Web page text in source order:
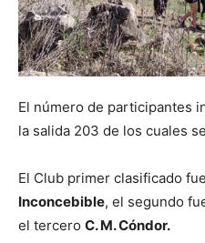
El número de participantes
la salida 203 de los cuales
El Club primer clasificado fue
Inconcebible, el segundo
el tercero C. M. Cóndor.